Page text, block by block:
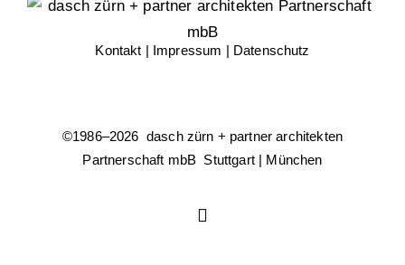
Kontakt | Impressum | Datenschutz
©1986–2026 dasch zürn + partner architekten
Partnerschaft mbB Stuttgart | München